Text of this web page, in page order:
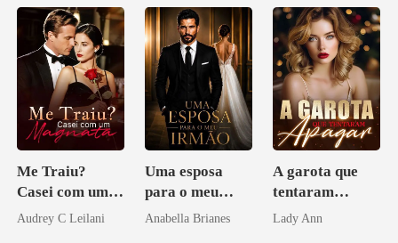
Lanternas Para
Ela
Me Traiu?
Casei com um
Magnata
Audrey C Leilani
Uma esposa
para o meu
irmão
Anabella Brianes
A garota que
tentaram
apagar
Lady Ann